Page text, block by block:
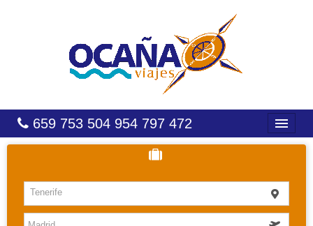
659 753 504 954 797 472
HOTELES
COSTAS
Tenerife